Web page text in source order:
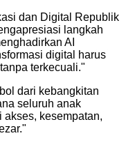
dan Digital Republik
langkah
AI
digital harus
terkecuali."
dari kebangkitan
seluruh anak
akses, kesempatan,
"